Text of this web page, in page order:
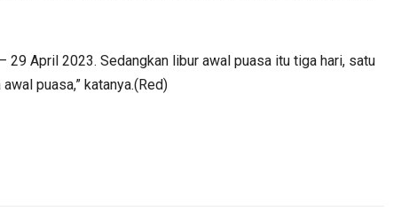
29 April 2023. Sedangkan libur awal puasa itu tiga hari, satu
puasa,” katanya.(Red)